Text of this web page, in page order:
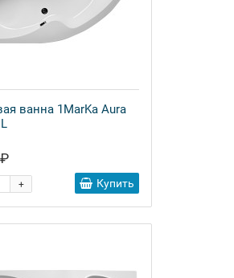
ванна 1MarKa Aura
+ Купить